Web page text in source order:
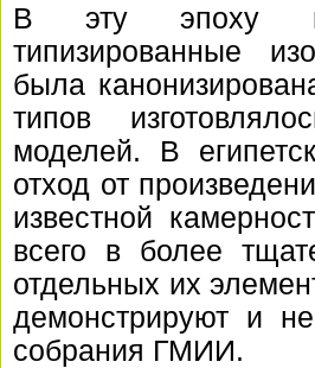
В эту эпоху
типизированные
была
типов
моделей. В
отход от
известной
всего в более
отдельных их
демонстрируют и
собрания ГМИИ.